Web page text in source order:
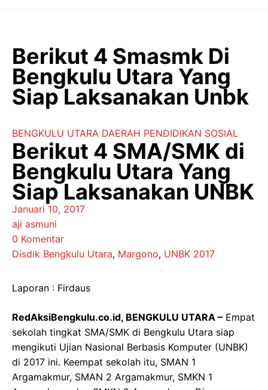
Berikut 4 Smasmk Di
Bengkulu Utara Yang
Siap Laksanakan Unbk
BENGKULU UTARA DAERAH PENDIDIKAN SOSIAL
Berikut 4 SMA/SMK di
Bengkulu Utara Yang
Siap Laksanakan UNBK
Januari 10, 2017
aji asmuni
0 Komentar
Disdik Bengkulu Utara, Margono, UNBK 2017
Laporan : Firdaus
RedAksiBengkulu.co.id, BENGKULU UTARA – Empat
sekolah tingkat SMA/SMK di Bengkulu Utara siap
mengikuti Ujian Nasional Berbasis Komputer (UNBK)
di 2017 ini. Keempat sekolah itu, SMAN 1
Argamakmur, SMAN 2 Argamakmur, SMKN 1